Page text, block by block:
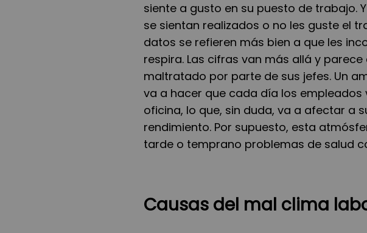
siente a gusto en su puesto de trabajo.
se sientan realizados o no les guste el
datos se refieren más bien a que les
respira. Las cifras van más allá y parece
maltratado por parte de sus jefes. Un
va a hacer que cada día los
oficina, lo que, sin duda, va a afectar a
rendimiento. Por supuesto, esta
tarde o temprano problemas de salud
Causas del mal clima